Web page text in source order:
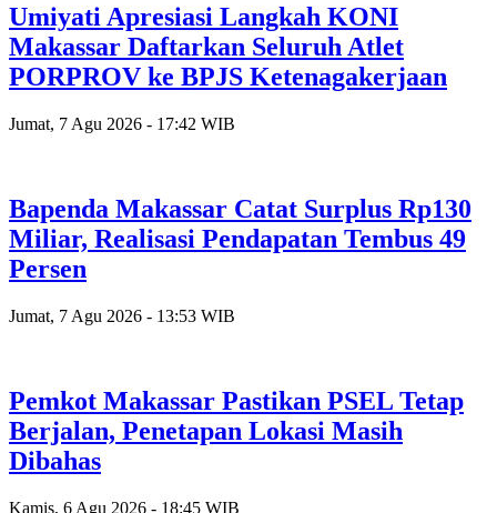
Umiyati Apresiasi Langkah KONI
Makassar Daftarkan Seluruh Atlet
PORPROV ke BPJS Ketenagakerjaan
Jumat, 7 Agu 2026 - 17:42 WIB
Bapenda Makassar Catat Surplus Rp130
Miliar, Realisasi Pendapatan Tembus 49
Persen
Jumat, 7 Agu 2026 - 13:53 WIB
Pemkot Makassar Pastikan PSEL Tetap
Berjalan, Penetapan Lokasi Masih
Dibahas
Kamis, 6 Agu 2026 - 18:45 WIB